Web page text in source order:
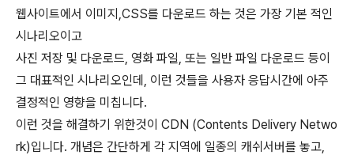
웹사이트에서 이미지,CSS를 다운로드 하는 것은 가장 기본 적인
시나리오이고
사진 저장 및 다운로드, 영화 파일, 또는 일반 파일 다운로드 등이
그 대표적인 시나리오인데, 이런 것들을 사용자 응답시간에 아주
결정적인 영향을 미칩니다.
이런 것을 해결하기 위한것이 CDN (Contents Delivery Netwo
rk)입니다. 개념은 간단하게 각 지역에 일종의 캐쉬서버를 놓고,